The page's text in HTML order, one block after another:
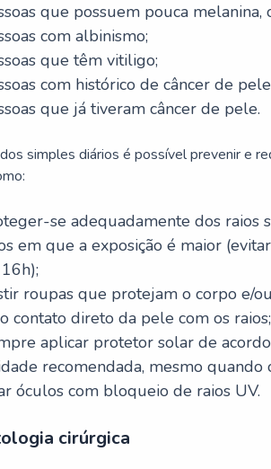
que possuem pouca
com albinismo;
que têm vitiligo;
com histórico de câncer de
que já tiveram câncer de pele.
simples diários é possível prevenir e
se adequadamente dos raios
em que a exposição é maior
roupas que protejam o corpo e/
contato direto da pele com os raios;
aplicar protetor solar de
recomendada, mesmo
óculos com bloqueio de raios UV.
cirúrgica